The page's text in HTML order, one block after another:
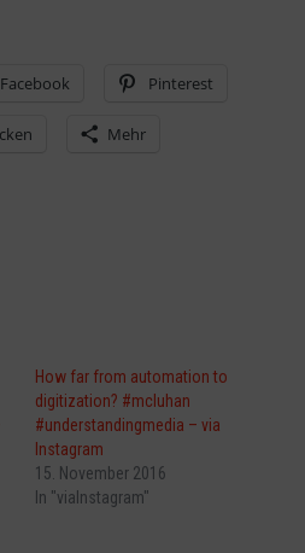
Facebook Pinterest
Mehr
How far from automation to
digitization? #mcluhan
#understandingmedia – via
Instagram
15. November 2016
In "viaInstagram"